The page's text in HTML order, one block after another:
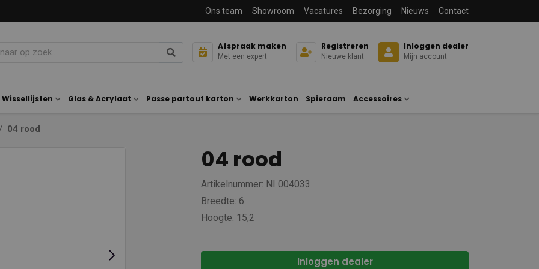
Ons team Showroom Vacatures Bezorging Nieuws Contact
Afspraak maken
Met een expert
Registreren
Nieuwe klant
Inloggen dealer
Mijn account
Wissellijsten Glas & Acrylaat Passe partout karton Werkkarton Spieraam Accessoires
04 rood
04 rood
Artikelnummer: NI 004033
Breedte: 6
Hoogte: 15,2
Inloggen dealer